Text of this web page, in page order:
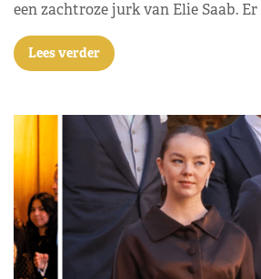
een zachtroze jurk van Elie Saab.
Lees verder